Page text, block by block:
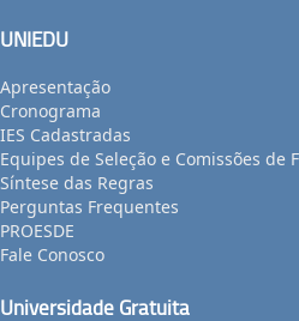
UNIEDU
Apresentação
Cronograma
IES Cadastradas
Equipes de Seleção e Comissões de
Síntese das Regras
Perguntas Frequentes
PROESDE
Fale Conosco
Universidade Gratuita